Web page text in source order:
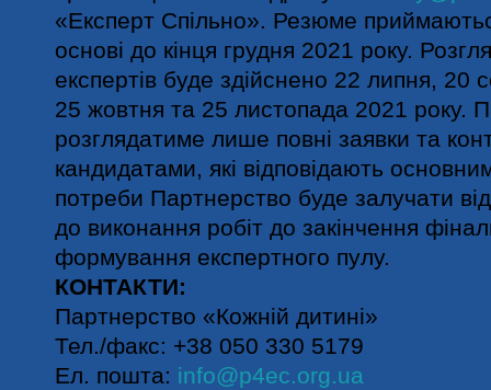
«Експерт Спільно». Резюме
основі до кінця грудня 2021 року.
експертів буде здійснено 22 липня, 20
25 жовтня та 25 листопада 2021 року.
розглядатиме лише повні заявки та
кандидатами, які відповідають
потреби Партнерство буде залучати
до виконання робіт до закінчення
формування експертного пулу.
КОНТАКТИ:
Партнерство «Кожній дитині»
Тел./факс: +38 050 330 5179
Ел. пошта: info@p4ec.org.ua